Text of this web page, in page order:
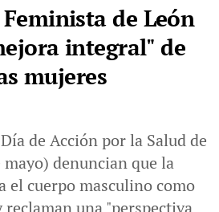
de León
integral" de
mujeres
de Acción por la Salud de
denuncian que la
el cuerpo masculino como
una "perspectiva